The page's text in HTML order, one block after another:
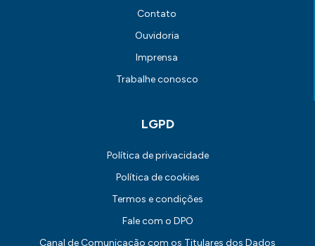
Contato
Ouvidoria
Imprensa
Trabalhe conosco
LGPD
Política de privacidade
Política de cookies
Termos e condições
Fale com o DPO
Canal de Comunicação com os Titulares dos Dados